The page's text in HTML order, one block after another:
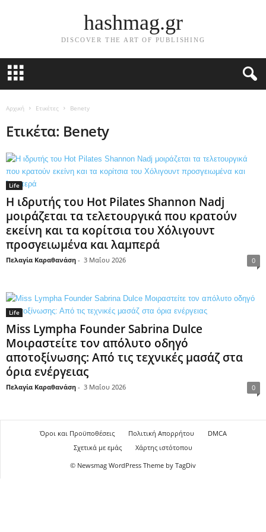
hashmag.gr
DISCOVER THE ART OF PUBLISHING
Αρχική Ετικέτες Benety
Ετικέτα: Benety
Life
Η ιδρυτής του Hot Pilates Shannon Nadj
μοιράζεται τα τελετουργικά που κρατούν
εκείνη και τα κορίτσια του Χόλιγουντ
προσγειωμένα και λαμπερά
Πελαγία Καραθανάση - 3 Μαΐου 2026 0
Life
Miss Lympha Founder Sabrina Dulce
Μοιραστείτε τον απόλυτο οδηγό
αποτοξίνωσης: Από τις τεχνικές μασάζ στα
όρια ενέργειας
Πελαγία Καραθανάση - 3 Μαΐου 2026 0
Όροι και Προϋποθέσεις Πολιτική Απορρήτου
DMCA
Σχετικά με εμάς
Χάρτης ιστότοπου
© Newsmag WordPress Theme by TagDiv